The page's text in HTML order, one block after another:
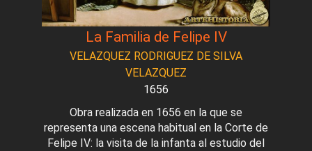
La Familia de Felipe IV
VELAZQUEZ RODRIGUEZ DE SILVA
VELAZQUEZ
1656
Obra realizada en 1656 en la que se
representa una escena habitual en la Corte de
Felipe IV: la visita de la infanta al estudio del